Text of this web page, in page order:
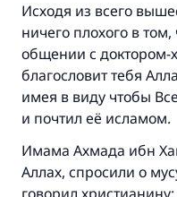
Исходя из всего
ничего плохого в
общении с доктором-
благословит тебя
имея в виду чтобы
и почтил её исламом.
Имама Ахмада ибн
Аллах, спросили о